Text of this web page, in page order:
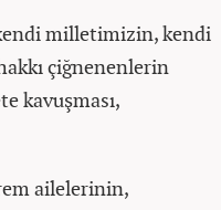
milletimizin, kendi
çiğnenenlerin
kavuşması,
ailelerinin,